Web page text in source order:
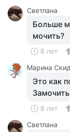
Светлана
Больше
мочить?
8 лет
Марина
Это как
8 лет
Светлана